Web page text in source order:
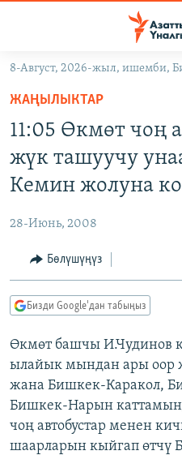
Навигацияга
өтүңүз
салыңыз
МАДАНИЯТ
УКРАИНА
ТВ ПРОГРАММАЛАР
БҮГҮН АЗАТТЫКТА
ДАНИСТЕ
ЭЖЕ-СИҢДИЛЕР
АЗАТТЫК+
ЫҢГАЙСЫЗ СУРООЛОР
ПОДКАСТ
Русский
ОНЛАЙН ШЕРИНЕ
8-Август, 2026-жыл, ишемби,
ЖАҢЫЛЫКТАР
11:05 Өкмөт чоң
жүк ташуучу
Кемин жолуна
28-Июнь, 2008
Бөлүшүңүз
Бизди Google'дан табыңыз
Өкмөт башчы И.Чудинов
ылайык мындан ары оор
жана Бишкек-Каракол,
Бишкек-Нарын
чоң автобустар менен
шаарларын кыйгап өтчү